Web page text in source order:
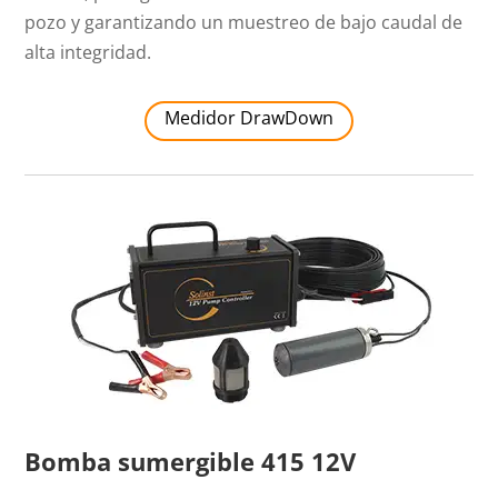
pozo y garantizando un muestreo de bajo caudal de
alta integridad.
Medidor DrawDown
Bomba sumergible 415 12V